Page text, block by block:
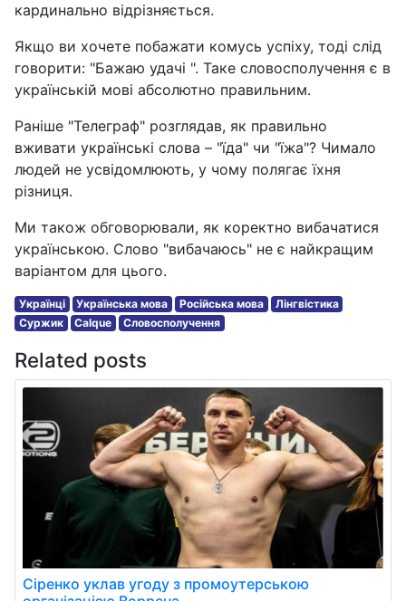
кардинально відрізняється.
Якщо ви хочете побажати комусь успіху, тоді слід
говорити: "Бажаю удачі ". Таке словосполучення є в
українській мові абсолютно правильним.
Раніше "Телеграф" розглядав, як правильно
вживати українські слова – "їда" чи "їжа"? Чимало
людей не усвідомлюють, у чому полягає їхня
різниця.
Ми також обговорювали, як коректно вибачатися
українською. Слово "вибачаюсь" не є найкращим
варіантом для цього.
Українці Українська мова Російська мова
Лінгвістика
Суржик
Calque Словосполучення
Related posts
Сіренко уклав угоду з промоутерською